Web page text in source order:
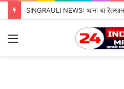
Menu